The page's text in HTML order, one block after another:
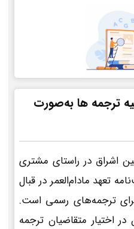
ترجمه ها به‌صورت
اشراق در راستای مشتری
تعهد مادام‌العمر در قبال
ترجمه‌های رسمی است.
اختیار متقاضیان ترجمه